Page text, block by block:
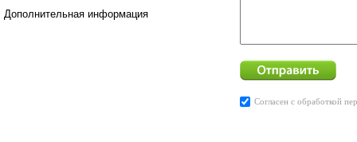
Дополнительная информация
Согласен с обработкой